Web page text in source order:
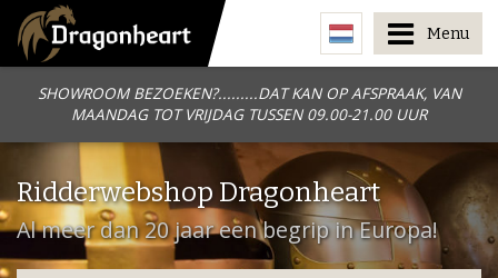
SHOWROOM BEZOEKEN?.........DAT KAN OP AFSPRAAK, VAN
MAANDAG TOT VRIJDAG TUSSEN 09.00-21.00 UUR
Menu
Ridderwebshop Dragonheart
Al meer dan 20 jaar een begrip in Europa!